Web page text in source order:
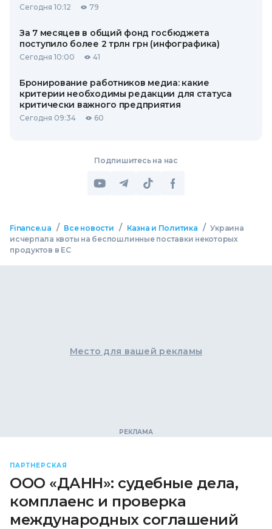
Сегодня 10:12 79
За 7 месяцев в общий фонд госбюджета
поступило более 2 трлн грн (инфографика)
Сегодня 10:00 41
Бронирование работников медиа: какие
критерии необходимы редакции для статуса
критически важного предприятия
Сегодня 09:34 60
Подпишитесь на нас
Finance.ua / Все новости / Казна и Политика / Украина
исчерпала квоты на беспошлинные поставки некоторых
продуктов в ЕС
Место для вашей рекламы
ПАРТНЕРСКАЯ
ООО «ДАНН»: судебные дела,
комплаенс и проверка
международных соглашений